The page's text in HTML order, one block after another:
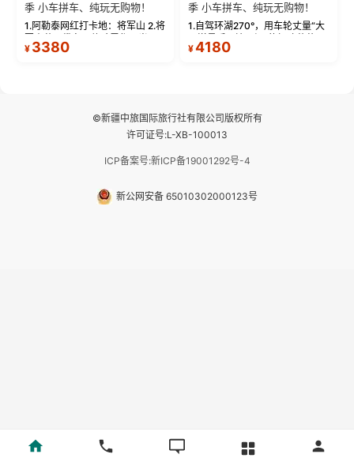
季 小车拼车、纯玩无购物！
1.阿勒泰网红打卡地：将军山 2.将
军山落日缆车，体验雪都风光 3.
将军山，夕阳派对，蹦迪party 4.
¥ 3380
季 小车拼车、纯玩无购物！
1.自驾环湖270°，用车轮丈量“大
西洋最后一滴眼泪”的极致蔚蓝，
让雪山、花海与深邃湖水在转弯
¥4180
©新疆中旅国际旅行社有限公司版权所有
许可证号:L-XB-100013
ICP备案号:新ICP备19001292号-4
新公网安备 65010302000123号